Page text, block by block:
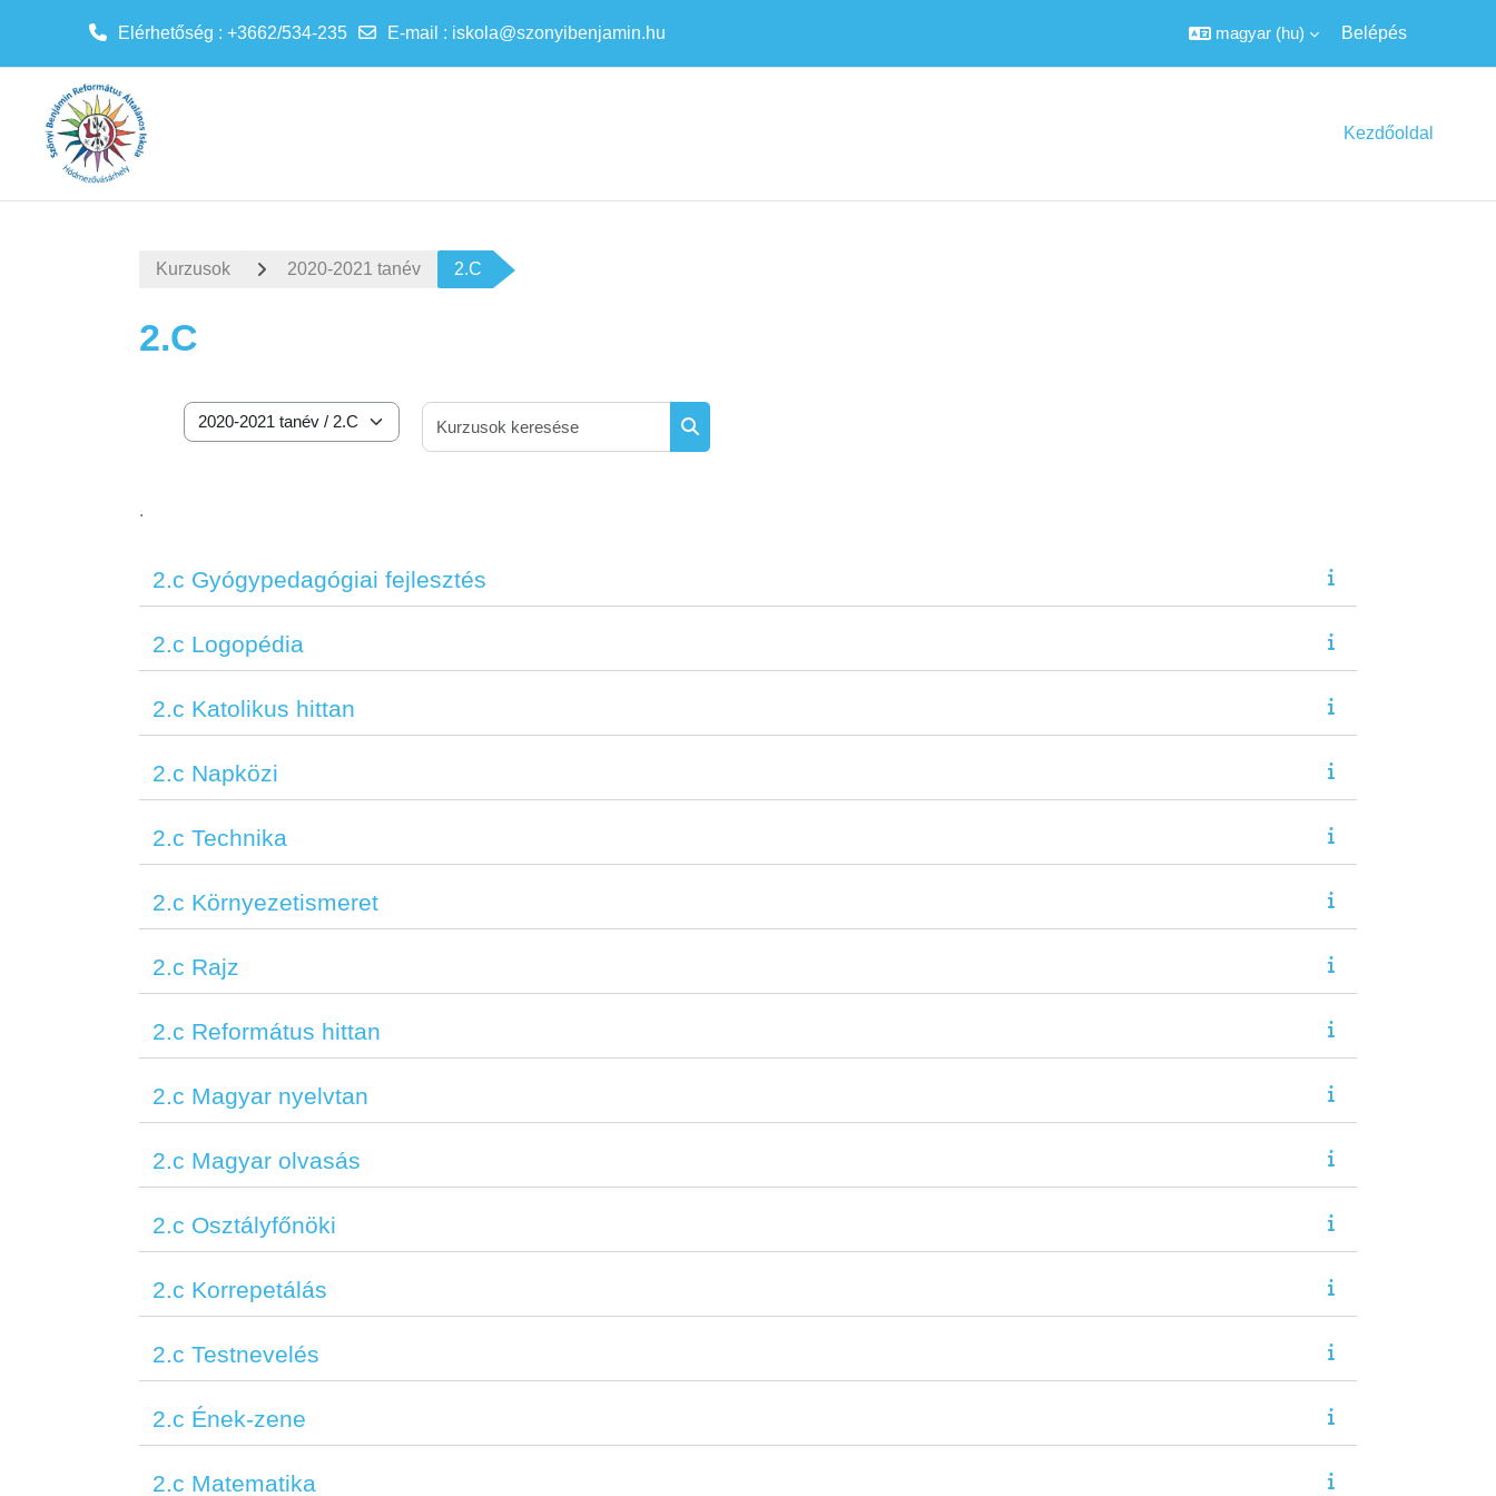
Elérhetőség : +3662/534-235 E-mail : iskola@szonyibenjamin.hu magyar ‎(hu)‎ Belépés
Kezdőoldal
Kurzusok 2020-2021 tanév 2.C
2.C
Kurzuskategóriák
Kurzusok keresése
.
2.c Gyógypedagógiai fejlesztés
2.c Logopédia
2.c Katolikus hittan
2.c Napközi
2.c Technika
2.c Környezetismeret
2.c Rajz
2.c Református hittan
2.c Magyar nyelvtan
2.c Magyar olvasás
2.c Osztályfőnöki
2.c Korrepetálás
2.c Testnevelés
2.c Ének-zene
2.c Matematika